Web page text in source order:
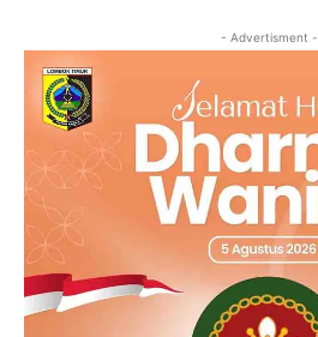
- Advertisment -